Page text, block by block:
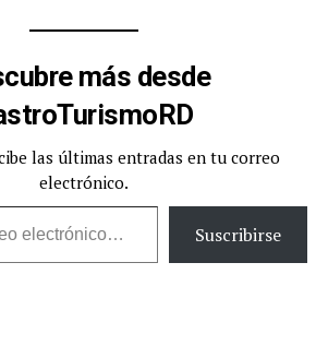
más desde
las últimas entradas en tu correo
electrónico.
Suscribirse